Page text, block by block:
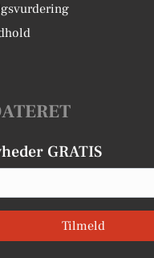
GRATIS
Tilmeld